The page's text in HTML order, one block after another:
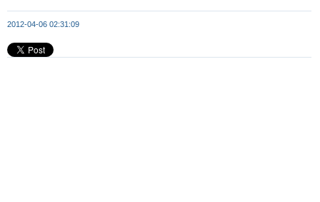
2012-04-06 02:31:09